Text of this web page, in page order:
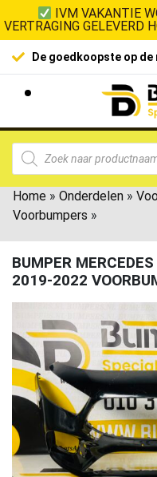
IVM VAKANTIE
VERTRAGING GELEVERD
De goedkoopste op de
Home » Onderdelen »
Voorbumpers »
BUMPER
2019-2022